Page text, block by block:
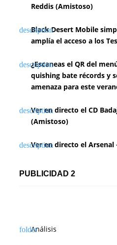
Reddis (Amistoso)
Black Desert Mobile
amplía el acceso a los
¿Escaneas el QR del
quishing bate récords y
amenaza para este
Ver en directo el CD
(Amistoso)
Ver en directo el Arsenal
PUBLICIDAD 2
Análisis